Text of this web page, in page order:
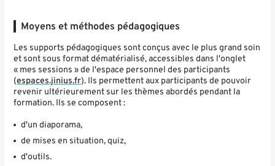
Moyens et méthodes pédagogiques
Les supports pédagogiques sont conçus avec le plus grand soin
et sont sous format dématérialisé, accessibles dans l'onglet
« mes sessions » de l'espace personnel des participants
(espaces.jinius.fr). Ils permettent aux participants de pouvoir
revenir ultérieurement sur les thèmes abordés pendant la
formation. Ils se composent :
d'un diaporama,
de mises en situation, quiz,
d'outils.